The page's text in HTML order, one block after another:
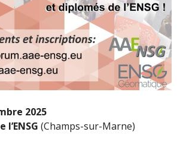
2025
l’ENSG (Champs-sur-Marne)